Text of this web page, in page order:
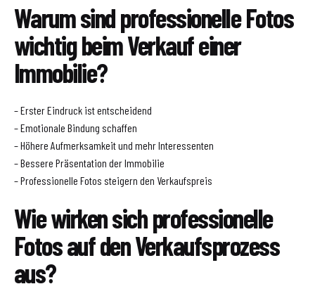
Warum sind professionelle Fotos
wichtig beim Verkauf einer
Immobilie?
– Erster Eindruck ist entscheidend
– Emotionale Bindung schaffen
– Höhere Aufmerksamkeit und mehr Interessenten
– Bessere Präsentation der Immobilie
– Professionelle Fotos steigern den Verkaufspreis
Wie wirken sich professionelle
Fotos auf den Verkaufsprozess
aus?